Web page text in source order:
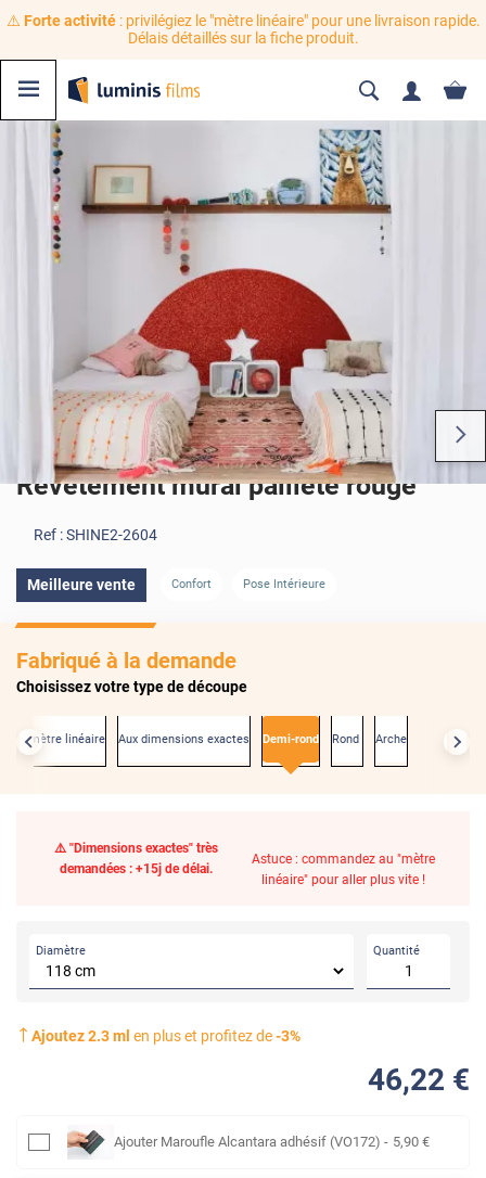
⚠️ Forte activité: privilégiez le "mètre linéaire" pour une livraison rapide.
Délais détaillés sur la fiche produit.
Revêtement mural pailleté rouge
Ref :SHINE2-2604
Meilleure vente Confort Pose Intérieure
Fabriqué à la demande
Choisissez votre type de découpe
Au mètre linéaire Aux dimensions exactes Demi-rond Rond Arche
⚠️ "Dimensions exactes" très
demandées : +15j de délai.
Astuce : commandez au "mètre
linéaire" pour aller plus vite !
Diamètre Quantité
Ajoutez2.3ml en plus et profitez de-3%
46,22 €
Ajouter Maroufle Alcantara adhésif (VO172) - 5,90 €